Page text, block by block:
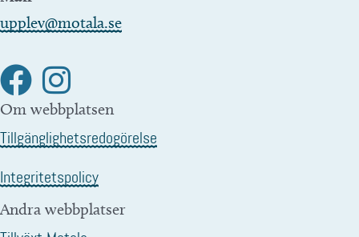
upplev@motala.se
Om webbplatsen
Tillgänglighetsredogörelse
Integritetspolicy
Andra webbplatser